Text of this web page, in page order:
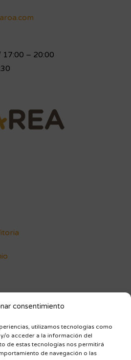
consentimiento
utilizamos tecnologías como
o acceder a la información del
de estas tecnologías nos permitirá
de navegación o las
17:00 – 20:00